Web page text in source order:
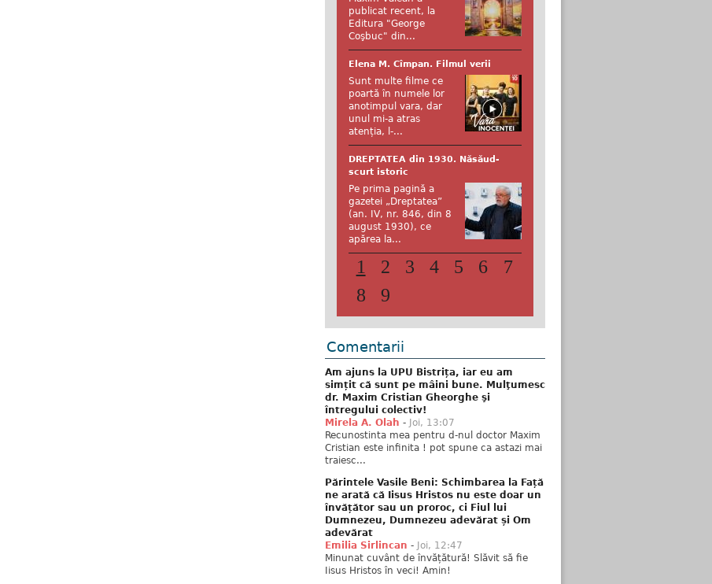
publicat recent, la
Editura "George
Coşbuc" din...
Elena M. Cîmpan. Filmul verii
Sunt multe filme ce
poartă în numele lor
anotimpul vara, dar
unul mi-a atras
atenția, l-...
DREPTATEA din 1930. Năsăud-
scurt istoric
Pe prima pagină a
gazetei „Dreptatea”
(an. IV, nr. 846, din 8
august 1930), ce
apărea la...
1 2 3 4 5 6
7
8
9
Comentarii
Am ajuns la UPU Bistrița, iar eu am
simțit că sunt pe mâini bune. Mulţumesc
dr. Maxim Cristian Gheorghe şi
întregului colectiv!
Mirela A. Olah - Joi, 13:07
Recunostinta mea pentru d-nul doctor Maxim
Cristian este infinita ! pot spune ca astazi mai
traiesc...
Părintele Vasile Beni: Schimbarea la Față
ne arată că Iisus Hristos nu este doar un
învățător sau un proroc, ci Fiul lui
Dumnezeu, Dumnezeu adevărat și Om
adevărat
Emilia Sirlincan - Joi, 12:47
Minunat cuvânt de învățătură! Slăvit să fie
Iisus Hristos în veci! Amin!